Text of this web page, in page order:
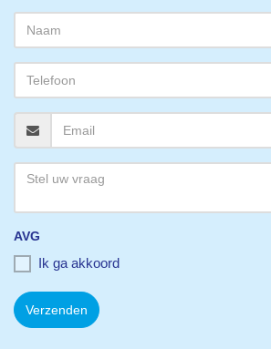
AVG
Ik ga akkoord
Verzenden